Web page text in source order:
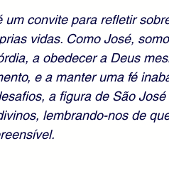
um convite para refletir
vidas. Como José,
a obedecer a Deus
e a manter uma fé
a figura de São
lembrando-nos de